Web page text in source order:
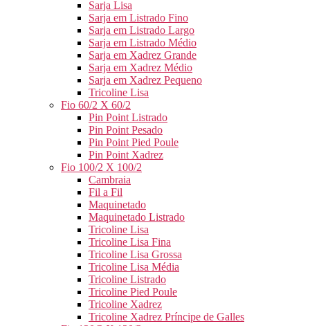
Sarja Lisa
Sarja em Listrado Fino
Sarja em Listrado Largo
Sarja em Listrado Médio
Sarja em Xadrez Grande
Sarja em Xadrez Médio
Sarja em Xadrez Pequeno
Tricoline Lisa
Fio 60/2 X 60/2
Pin Point Listrado
Pin Point Pesado
Pin Point Pied Poule
Pin Point Xadrez
Fio 100/2 X 100/2
Cambraia
Fil a Fil
Maquinetado
Maquinetado Listrado
Tricoline Lisa
Tricoline Lisa Fina
Tricoline Lisa Grossa
Tricoline Lisa Média
Tricoline Listrado
Tricoline Pied Poule
Tricoline Xadrez
Tricoline Xadrez Príncipe de Galles